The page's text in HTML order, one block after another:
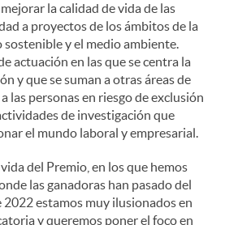
la calidad de vida de las
a proyectos de los ámbitos de la
sostenible y el medio ambiente.
actuación en las que se centra la
y que se suman a otras áreas de
las personas en riesgo de exclusión
de investigación que
el mundo laboral y empresarial.
del Premio, en los que hemos
las ganadoras han pasado del
2022 estamos muy ilusionados en
y queremos poner el foco en